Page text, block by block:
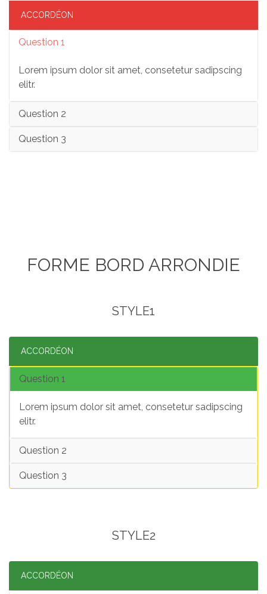
ACCORDÉON
Question 1
Lorem ipsum dolor sit amet, consetetur sadipscing
elitr.
Question 2
Question 3
FORME BORD ARRONDIE
STYLE1
ACCORDÉON
Question 1
Lorem ipsum dolor sit amet, consetetur sadipscing
elitr.
Question 2
Question 3
STYLE2
ACCORDÉON